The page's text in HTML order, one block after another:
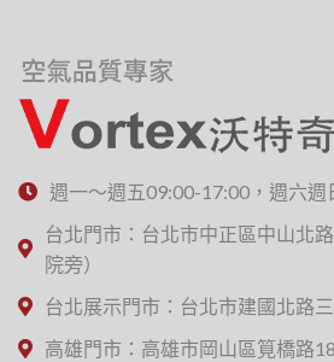
週一～週五09:00-17:00，週六週
台北門市：台北市中正區中山北
院旁）
台北展示門市：台北市建國北路
高雄門市：高雄市岡山區筧橋路